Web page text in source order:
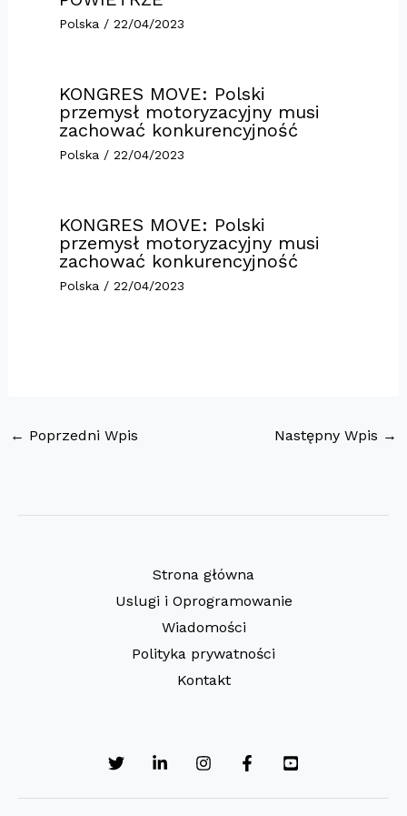
Polska/ 22/04/2023
KONGRES MOVE: Polski
przemysł motoryzacyjny musi
zachować konkurencyjność
Polska/ 22/04/2023
KONGRES MOVE: Polski
przemysł motoryzacyjny musi
zachować konkurencyjność
Polska/ 22/04/2023
← Poprzedni Wpis Następny Wpis →
Strona główna
Uslugi i Oprogramowanie
Wiadomości
Polityka prywatności
Kontakt